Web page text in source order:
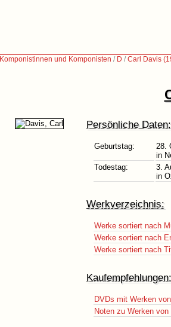
Komponistinnen und Komponisten / D /Carl Davis
Persönliche Daten:
Geburtstag:
28.
in
Todestag:
3.
in
Werkverzeichnis:
Werke sortiert nach
Werke sortiert nach
Werke sortiert nach
Kaufempfehlungen:
DVDs mit Werken
Noten zu Werken